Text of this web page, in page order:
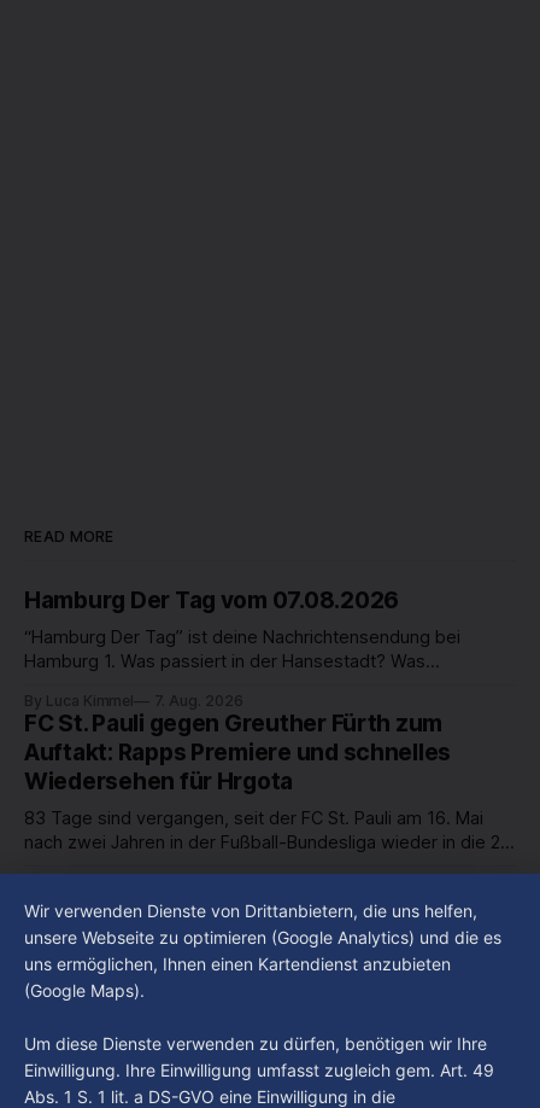
READ MORE
Hamburg Der Tag vom 07.08.2026
“Hamburg Der Tag” ist deine Nachrichtensendung bei
Hamburg 1. Was passiert in der Hansestadt? Was
in unserer Stadt an? Fragen, die von Montag bis Freitag LIVE
um 18 Uhr beantwortet werden - auf YouTube und im TV.
By Luca Kimmel 7. Aug. 2026
FC St. Pauli gegen Greuther Fürth zum
Auftakt: Rapps Premiere und schnelles
Wiedersehen für Hrgota
83 Tage sind vergangen, seit der FC St. Pauli am 16. Mai
nach zwei Jahren in der Fußball-Bundesliga wieder in die 2.
haben den Kiezclub verlassen. Dafür kamen in den letzten
Wochen einige
Im Gespräch mit Christian Pothe - Heute zu
Gast: Götz Tintelnot
By Luca Kimmel 6. Aug. 2026
Nissi's Kunstwelt - Folge 18
By Luca Kimmel 6. Aug. 2026
Wir verwenden Dienste von Drittanbietern, die uns helfen,
unsere Webseite zu optimieren (Google Analytics) und die es
uns ermöglichen, Ihnen einen Kartendienst anzubieten
(Google Maps).
Um diese Dienste verwenden zu dürfen, benötigen wir Ihre
Einwilligung. Ihre Einwilligung umfasst zugleich gem. Art. 49
Abs. 1 S. 1 lit. a DS-GVO eine Einwilligung in die